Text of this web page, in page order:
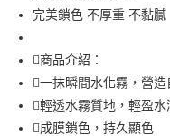
街口支付
悠遊付
Google Pay
運送方式
完美鎖色 不厚重 不黏膩
商品介紹：
一抹瞬間水化霧，營
輕透水霧質地，輕盈水
成膜鎖色，持久顯色